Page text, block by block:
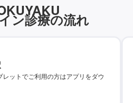
ン診療の流れ
レットでご利用の方はアプリをダウ